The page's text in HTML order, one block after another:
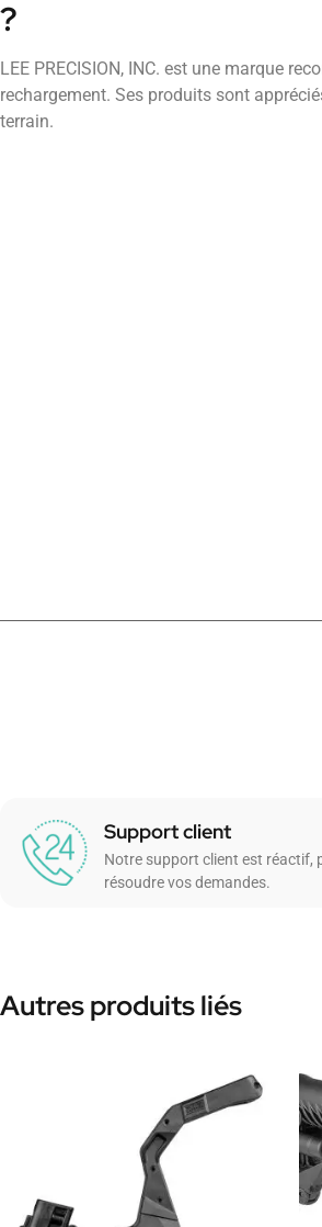
?
LEE PRECISION, INC. est une marque
rechargement. Ses produits sont
terrain.
Support client
Notre support client est réactif,
résoudre vos demandes.
Autres produits liés